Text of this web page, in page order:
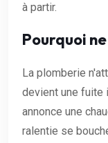
à partir.
Pourquoi
La plomberie
devient une fuite
annonce une
ralentie se